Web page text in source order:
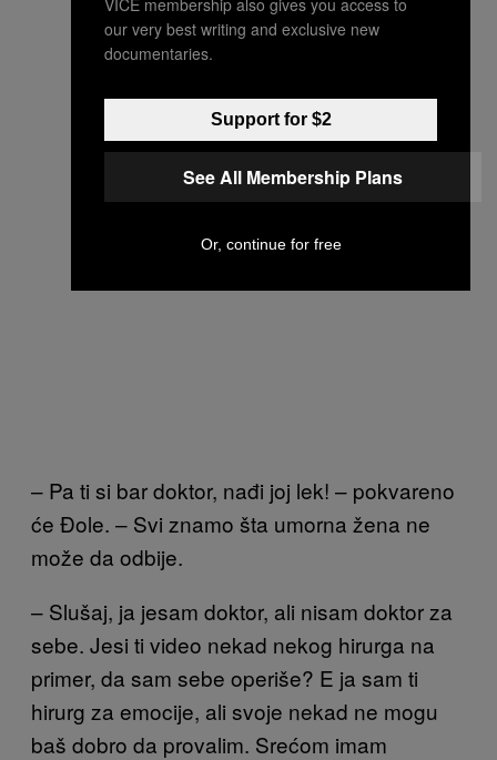
– Pa ti si bar doktor, nađi joj lek! – pokvareno
će Đole. – Svi znamo šta umorna žena ne
može da odbije.
– Slušaj, ja jesam doktor, ali nisam doktor za
sebe. Jesi ti video nekad nekog hirurga na
primer, da sam sebe operiše? E ja sam ti
hirurg za emocije, ali svoje nekad ne mogu
baš dobro da provalim. Srećom imam
our very best writing and exclusive new
documentaries.
Support for $2
See All Membership Plans
Or, continue for free